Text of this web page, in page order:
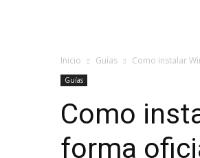
Inicio Guías Como instalar
Guías
Como
forma